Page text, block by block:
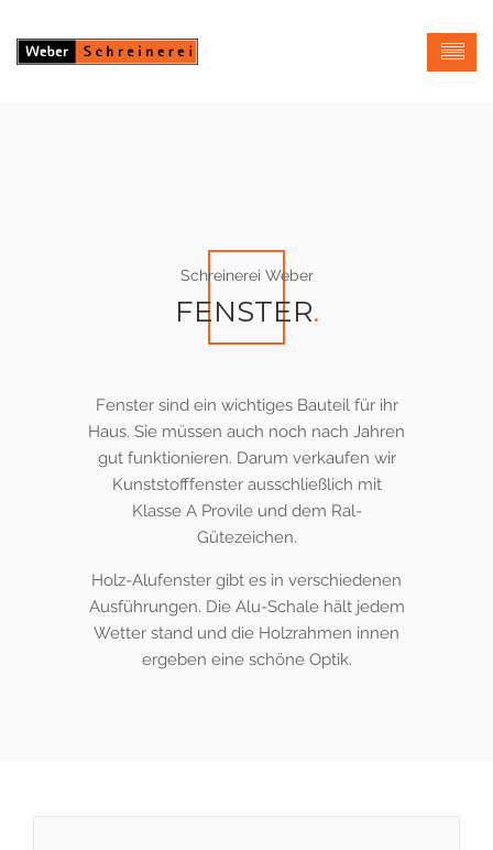
Schreinerei Weber
FENSTER.
Fenster sind ein wichtiges Bauteil für ihr
Haus. Sie müssen auch noch nach Jahren
gut funktionieren. Darum verkaufen wir
Kunststofffenster ausschließlich mit
Klasse A Provile und dem Ral-
Gütezeichen.
Holz-Alufenster gibt es in verschiedenen
Ausführungen. Die Alu-Schale hält jedem
Wetter stand und die Holzrahmen innen
ergeben eine schöne Optik.